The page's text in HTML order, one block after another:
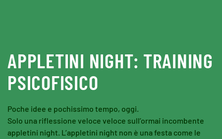
APPLETINI NIGHT: TRAINING
PSICOFISICO
Poche idee e pochissimo tempo, oggi.
Solo una riflessione veloce veloce sull’ormai incombente
appletini night. L’appletini night non è una festa come le